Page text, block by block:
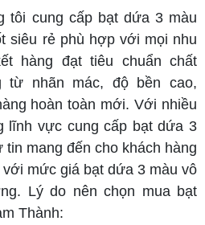
tôi cung cấp bạt dứa 3 màu
siêu rẻ phù hợp với mọi nhu
hàng đạt tiêu chuẩn chất
từ nhãn mác, độ bền cao,
hoàn toàn mới. Với nhiều
lĩnh vực cung cấp bạt dứa 3
tin mang đến cho khách hàng
mức giá bạt dứa 3 màu vô
Lý do nên chọn mua bạt
Thành: